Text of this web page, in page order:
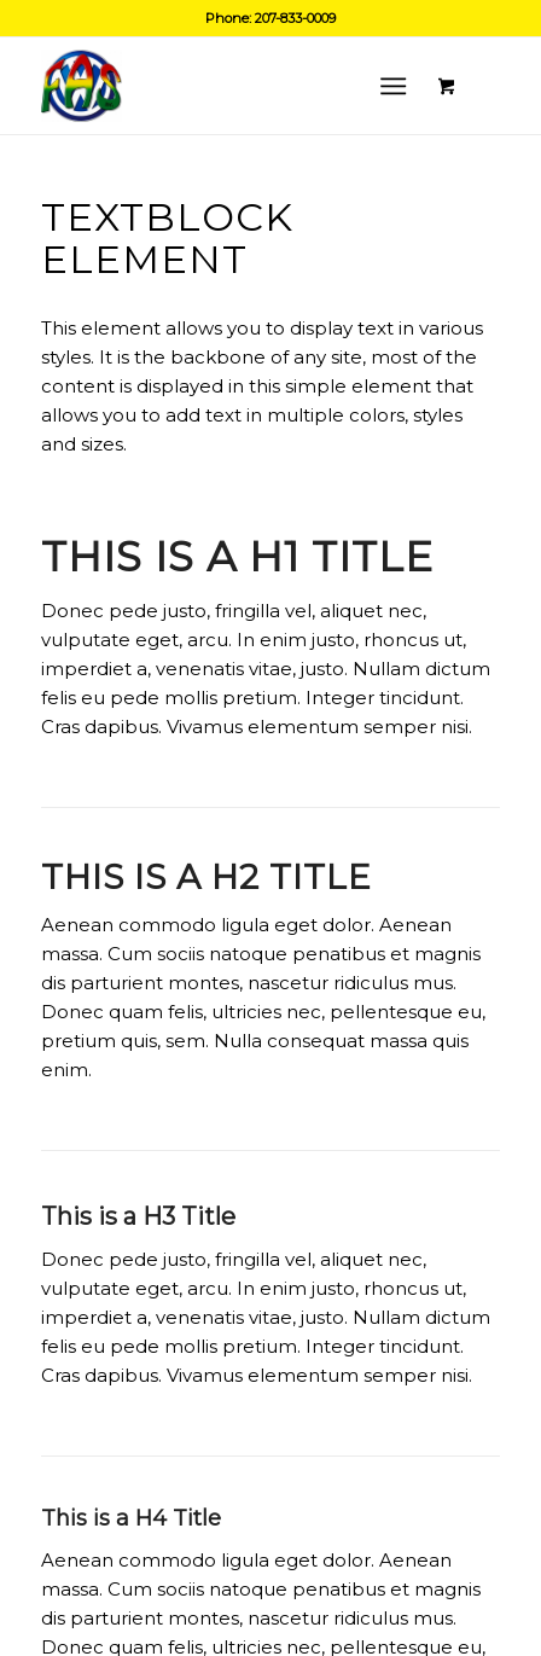
Phone: 207-833-0009
TEXTBLOCK
ELEMENT
This element allows you to display text in various
styles. It is the backbone of any site, most of the
content is displayed in this simple element that
allows you to add text in multiple colors, styles
and sizes.
THIS IS A H1 TITLE
Donec pede justo, fringilla vel, aliquet nec,
vulputate eget, arcu. In enim justo, rhoncus ut,
imperdiet a, venenatis vitae, justo. Nullam dictum
felis eu pede mollis pretium. Integer tincidunt.
Cras dapibus. Vivamus elementum semper nisi.
THIS IS A H2 TITLE
Aenean commodo ligula eget dolor. Aenean
massa. Cum sociis natoque penatibus et magnis
dis parturient montes, nascetur ridiculus mus.
Donec quam felis, ultricies nec, pellentesque eu,
pretium quis, sem. Nulla consequat massa quis
enim.
This is a H3 Title
Donec pede justo, fringilla vel, aliquet nec,
vulputate eget, arcu. In enim justo, rhoncus ut,
imperdiet a, venenatis vitae, justo. Nullam dictum
felis eu pede mollis pretium. Integer tincidunt.
Cras dapibus. Vivamus elementum semper nisi.
This is a H4 Title
Aenean commodo ligula eget dolor. Aenean
massa. Cum sociis natoque penatibus et magnis
dis parturient montes, nascetur ridiculus mus.
Donec quam felis, ultricies nec, pellentesque eu,